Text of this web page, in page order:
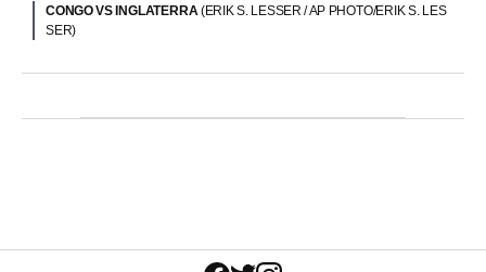
CONGO VS INGLATERRA(ERIK S. LESSER / AP PHOTO/ERIK S. LES
SER)